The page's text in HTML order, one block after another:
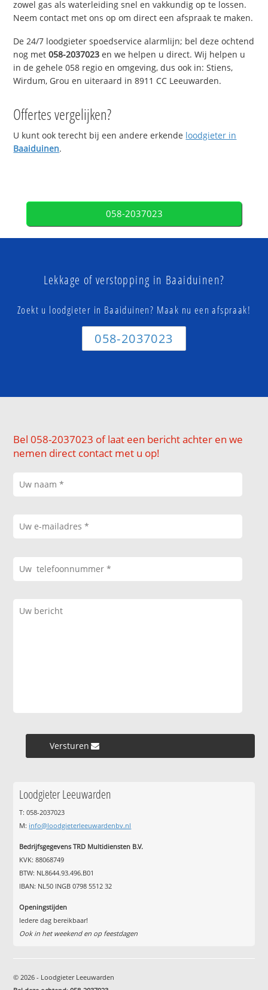
zowel gas als waterleiding snel en vakkundig op te lossen.
Neem contact met ons op om direct een afspraak te maken.
De 24/7 loodgieter spoedservice alarmlijn; bel deze ochtend
nog met058-2037023 en we helpen u direct. Wij helpen u
in de gehele 058 regio en omgeving, dus ook in: Stiens,
Wirdum, Grou en uiteraard in 8911 CC Leeuwarden.
Offertes vergelijken?
U kunt ook terecht bij een andere erkende loodgieter in
Baaiduinen.
058-2037023
Lekkage of verstopping in Baaiduinen?
Zoekt u loodgieter in Baaiduinen? Maak nu een afspraak!
058-2037023
Bel 058-2037023 of laat een bericht achter en we
nemen direct contact met u op!
Versturen »
Loodgieter Leeuwarden
T: 058-2037023
M: info@loodgieterleeuwardenbv.nl
Bedrijfsgegevens TRD Multidiensten B.V.
KVK: 88068749
BTW: NL8644.93.496.B01
IBAN: NL50 INGB 0798 5512 32
Openingstijden
Iedere dag bereikbaar!
Ook in het weekend en op feestdagen
© 2026 - Loodgieter Leeuwarden